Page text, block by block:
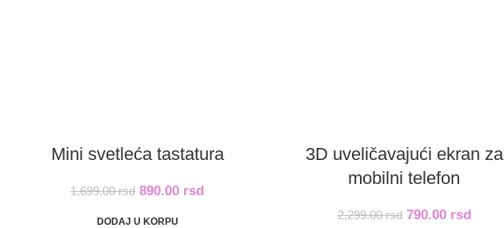
Mini svetleća tastatura
1,699.00rsd 890.00 rsd
DODAJ U KORPU
3D uveličavajući ekran za
mobilni telefon
2,299.00rsd 790.00 rsd